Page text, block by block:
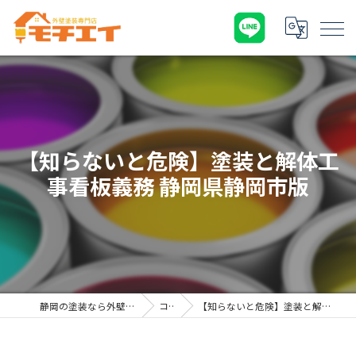
【知らないと危険】塗装と解体工
事看板義務 静岡県静岡市版
静岡の塗装なら外壁塗装専門店 モチエイ コラム 【知らないと危険】塗装と解体工事看板義務 静岡県静岡市版